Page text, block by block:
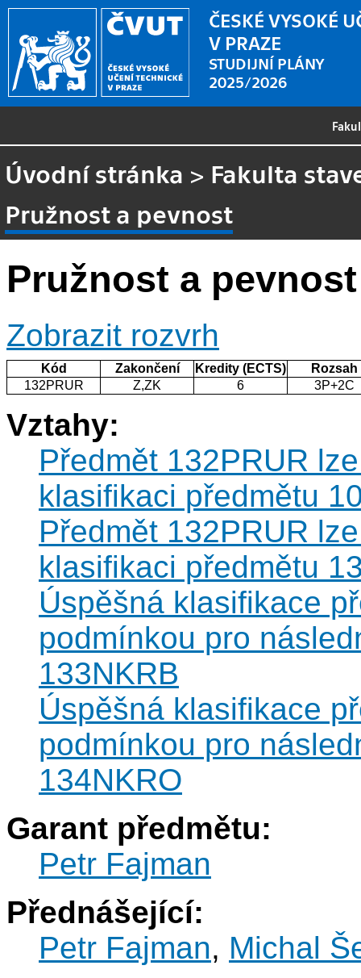
ČESKÉ VYSOKÉ
V PRAZE
STUDIJNÍ PLÁNY
2025/2026
Úvodní stránka > Fakulta
Pružnost a pevnost
Pružnost a pevnost
Zobrazit rozvrh
Kód Zakončení Kredity (ECTS)
Rozsah
132PRUR
Z,ZK 6 3P+2C
Vztahy:
Předmět 132PRUR
klasifikaci předmětu
Předmět 132PRUR
klasifikaci předmětu
Úspěšná klasifikace
podmínkou pro
133NKRB
Úspěšná klasifikace
podmínkou pro
134NKRO
Garant předmětu:
Petr Fajman
Přednášející:
Petr Fajman, Michal